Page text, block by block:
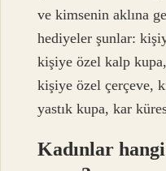
ve kimsenin aklına
hediyeler şunlar:
kişiye özel kalp
kişiye özel çerçeve,
yastık kupa, kar
Kadınlar